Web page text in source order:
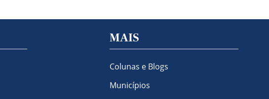
MAIS
Colunas e Blogs
Municípios